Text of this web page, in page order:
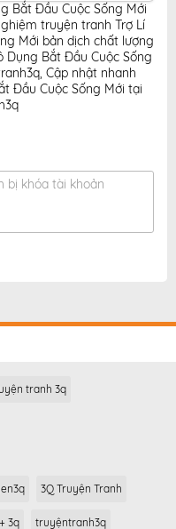
Bắt Đầu Cuộc Sống Mới
truyện tranh Trợ Lí
Mới bản dịch chất lượng
Dụng Bắt Đầu Cuộc Sống
, Cập nhật nhanh
Đầu Cuộc Sống Mới tại
bị khóa tài khoản
tranh 3q
3Q Truyện Tranh
3q truyệntranh3q